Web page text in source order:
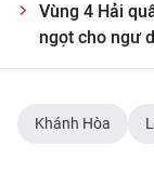
ĐỌC BÁO IN
Vùng 4 Hải
ngọt cho ngư
Khánh Hòa